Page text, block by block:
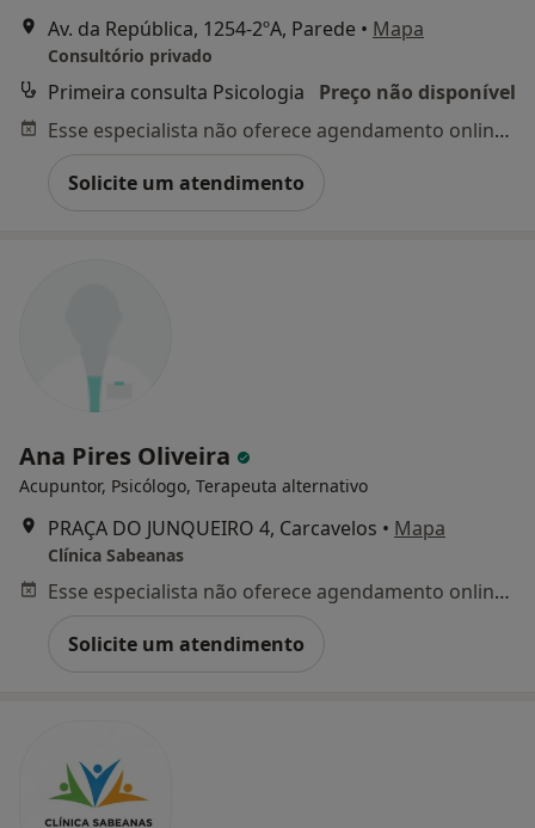
Av. da República, 1254-2ºA, Parede • Mapa
Consultório privado
Primeira consulta Psicologia
Preço não disponível
Esse especialista não oferece agendamento online para esse endereço.
Solicite um atendimento
Ana Pires Oliveira
Acupuntor, Psicólogo, Terapeuta alternativo
PRAÇA DO JUNQUEIRO 4, Carcavelos • Mapa
Clínica Sabeanas
Esse especialista não oferece agendamento online para esse endereço.
Solicite um atendimento